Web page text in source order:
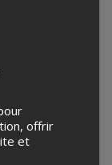
veuillez
des éveilleurs
offrir
et